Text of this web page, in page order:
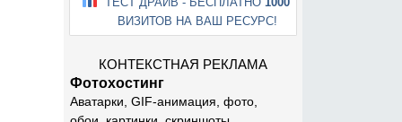
ВИЗИТОВ НА ВАШ РЕСУРС!
КОНТЕКСТНАЯ РЕКЛАМА
Фотохостинг
Аватарки, GIF-анимация, фото,